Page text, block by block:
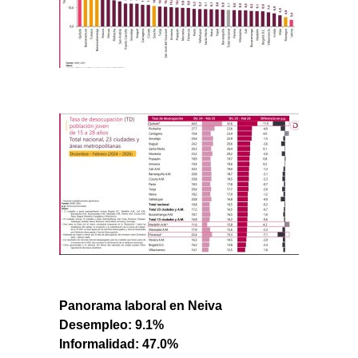
Panorama laboral en Neiva
Desempleo: 9.1%
Informalidad: 47.0%